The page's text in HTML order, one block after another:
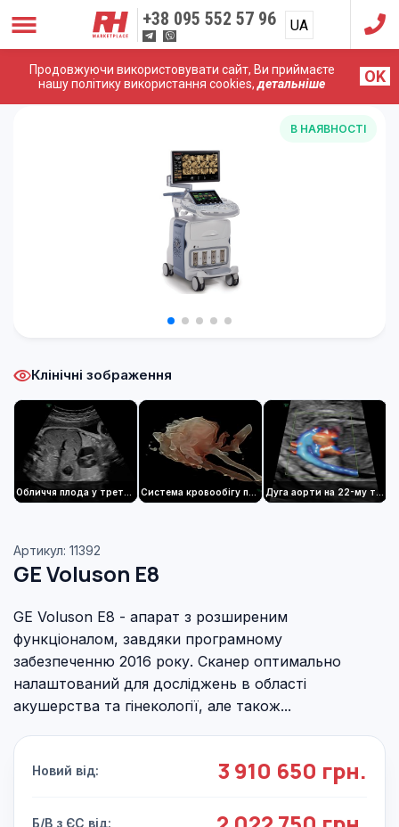
Продовжуючи використовувати сайт, Ви приймаєте
нашу політику використання cookies,детальніше OK
+38 095 552 57 96 UA
RU
Головна/УЗД Апарати/GE (General Electric)/GE Voluson
В НАЯВНОСТІ
Клінічні зображення
Артикул: 11392
GE Voluson E8
GE Voluson E8 - апарат з розширеним
функціоналом, завдяки програмному
забезпеченню 2016 року. Сканер оптимально
налаштований для досліджень в області
акушерства та гінекології, але також...
Новий від: 3 910 650 грн.
Б/В з ЄС від: